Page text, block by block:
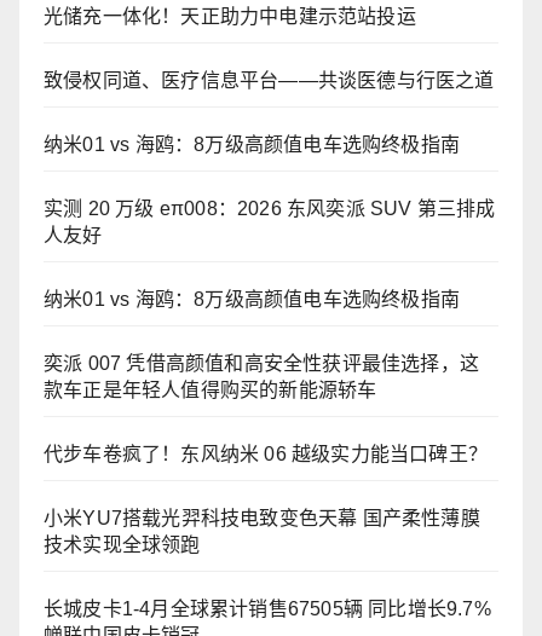
光储充一体化！天正助力中电建示范站投运
致侵权同道、医疗信息平台——共谈医德与行医之道
纳米01 vs 海鸥：8万级高颜值电车选购终极指南
实测 20 万级 eπ008：2026 东风奕派 SUV 第三排成
人友好
纳米01 vs 海鸥：8万级高颜值电车选购终极指南
奕派 007 凭借高颜值和高安全性获评最佳选择，这
款车正是年轻人值得购买的新能源轿车
代步车卷疯了！东风纳米 06 越级实力能当口碑王？
小米YU7搭载光羿科技电致变色天幕 国产柔性薄膜
技术实现全球领跑
长城皮卡1-4月全球累计销售67505辆 同比增长9.7%